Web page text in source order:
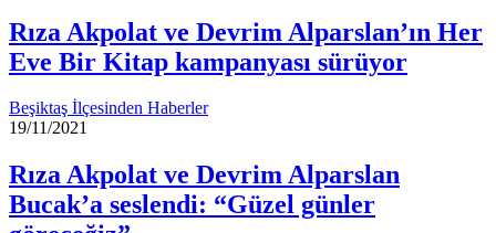
Rıza Akpolat ve Devrim Alparslan’ın Her
Eve Bir Kitap kampanyası sürüyor
Beşiktaş İlçesinden Haberler
19/11/2021
Rıza Akpolat ve Devrim Alparslan
Bucak’a seslendi: “Güzel günler